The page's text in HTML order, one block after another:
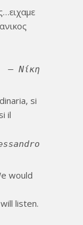
Νίκη
si
il
would
listen.